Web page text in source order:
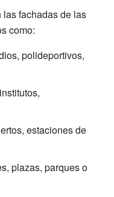
fachadas de las
como:
polideportivos,
estaciones de
plazas, parques o